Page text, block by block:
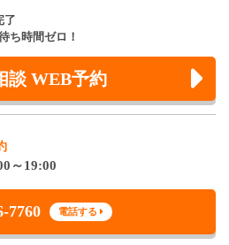
了
ち時間ゼロ！
談 WEB予約
～19:00
7760 電話する